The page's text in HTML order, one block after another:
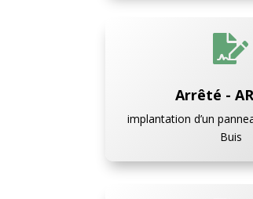

Arrêté -
implantation d’un
Buis